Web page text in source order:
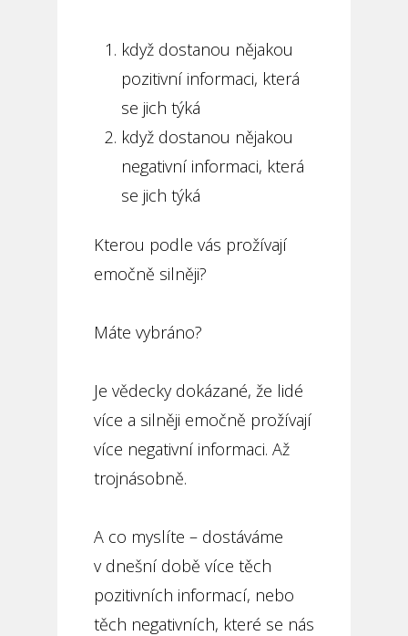
když dostanou nějakou
pozitivní informaci, která
se jich týká
když dostanou nějakou
negativní informaci, která
se jich týká
Kterou podle vás prožívají
emočně silněji?
Máte vybráno?
Je vědecky dokázané, že lidé
více a silněji emočně prožívají
více negativní informaci. Až
trojnásobně.
A co myslíte – dostáváme
v dnešní době více těch
pozitivních informací, nebo
těch negativních, které se nás